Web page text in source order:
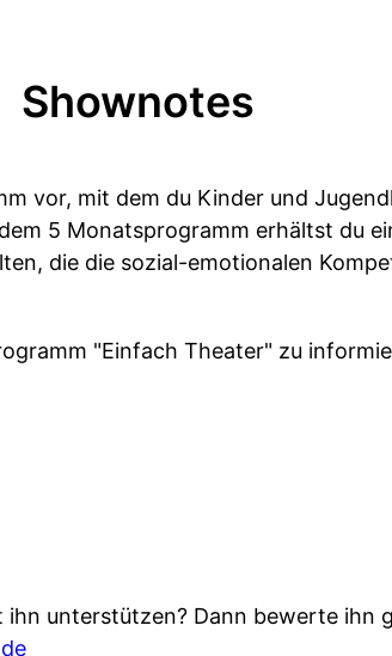
Shownotes
vor, mit dem du Kinder und
5 Monatsprogramm erhältst du
die die sozial-emotionalen
"Einfach Theater" zu
unterstützen? Dann bewerte ihn